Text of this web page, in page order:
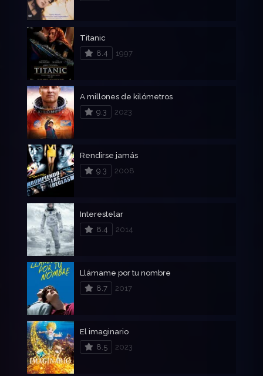
Titanic
8.4
1997
A millones de kilómetros
9.3
2023
Rendirse jamás
9.3
2008
Interestelar
8.4
2014
Llámame por tu nombre
8.7
2017
El imaginario
8.5
2023